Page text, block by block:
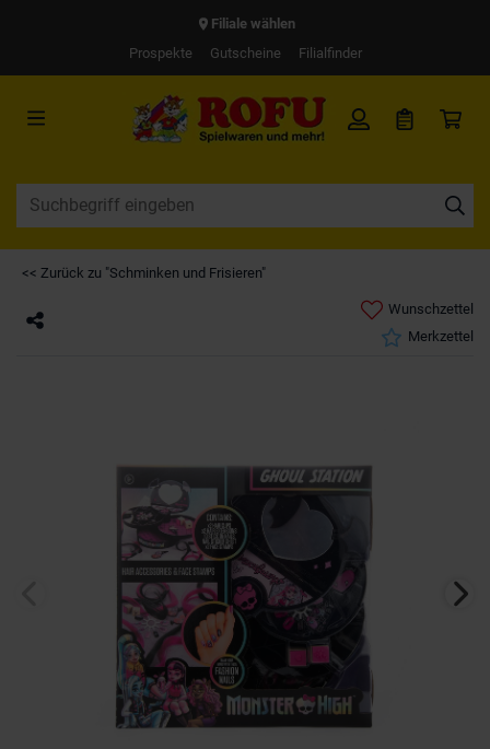
Filiale wählen
Prospekte
Gutscheine Filialfinder
<< Zurück zu "Schminken und Frisieren"
Wunschzettel
Merkzettel